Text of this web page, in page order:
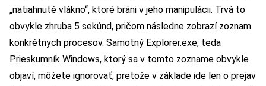
„natiahnuté vlákno“, ktoré bráni v jeho manipulácii. Trvá to
obvykle zhruba 5 sekúnd, pričom následne zobrazí zoznam
konkrétnych procesov. Samotný Explorer.exe, teda
Prieskumník Windows, ktorý sa v tomto zozname obvykle
objaví, môžete ignorovať, pretože v základe ide len o prejav